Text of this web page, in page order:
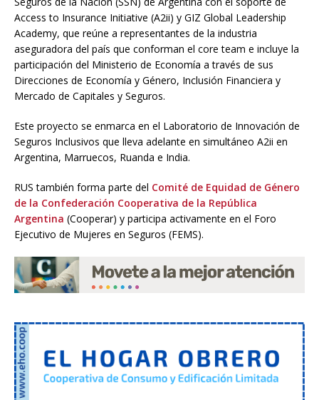
Access to Insurance Initiative (A2ii) y GIZ Global Leadership
Academy, que reúne a representantes de la industria
aseguradora del país que conforman el core team e incluye la
participación del Ministerio de Economía a través de sus
Direcciones de Economía y Género, Inclusión Financiera y
Mercado de Capitales y Seguros.
Este proyecto se enmarca en el Laboratorio de Innovación de
Seguros Inclusivos que lleva adelante en simultáneo A2ii en
Argentina, Marruecos, Ruanda e India.
RUS también forma parte del Comité de Equidad de Género
de la Confederación Cooperativa de la República
Argentina (Cooperar) y participa activamente en el Foro
Ejecutivo de Mujeres en Seguros (FEMS).